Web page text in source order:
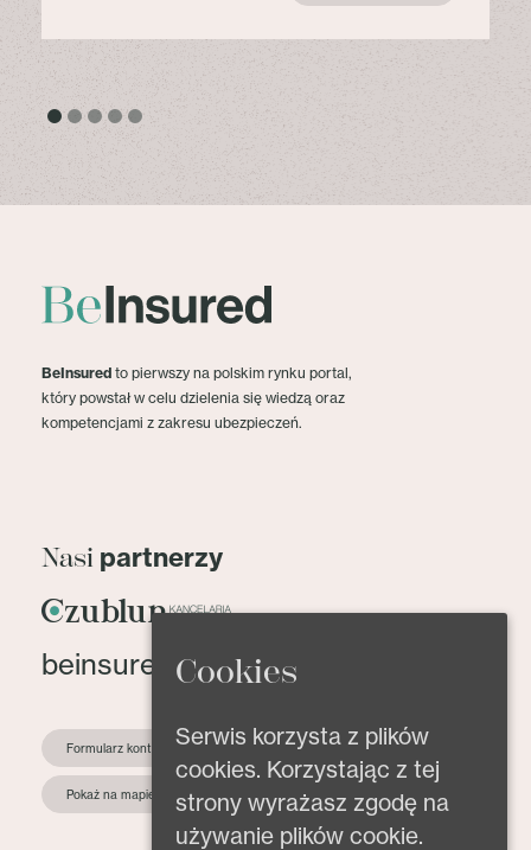
BeInsured to pierwszy na polskim rynku portal,
który powstał w celu dzielenia się wiedzą oraz
kompetencjami z zakresu ubezpieczeń.
Nasi partnerzy
beinsured@beinsured.pl
Formularz kontaktowy
Pokaż na mapie
Cookies
Serwis korzysta z plików
cookies. Korzystając z tej
strony wyrażasz zgodę na
używanie plików cookie.